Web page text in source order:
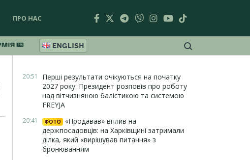
ПРО НАС
ENGLISH
20:51
Перші результати очікуються на початку
2027 року: Президент розповів про роботу
над вітчизняною балістикою та системою
FREYJA
20:41 ФОТО
«Продавав» вплив на
держпосадовців: на Харківщині затримали
ділка, який «вирішував питання» з
бронюванням